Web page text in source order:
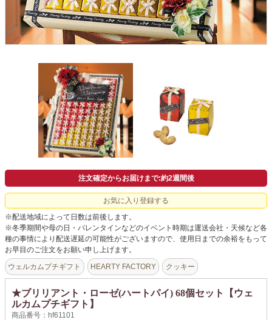
季節イベント特集
会社概要
よくあるご質問
ドメイン指定受信について
無料サンプル・資料請求
お問合せ
注文確定からお届けまで:約2週間後
お気に入り登録する
※配送地域によって日数は前後します。
※冬季期間や母の日・バレンタインなどのイベント時期は運送会社・天候など各
種の事情により配送遅延の可能性がございますので、使用日までの余裕をもって
お早目のご注文をお願い申し上げます。
ウェルカムプチギフト HEARTY FACTORY クッキー
★ブリリアント・ローゼ(ハートパイ) 68個セット【ウェ
ルカムプチギフト】
商品番号：hf61101